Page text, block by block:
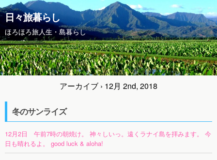
日々旅暮らし
ほろほろ旅人生・島暮らし
アーカイブ › 12月 2nd, 2018
冬のサンライズ
12月2日 午前7時の朝焼け。 神々しいっ。遠くラナイ島を拝みます。 今
日も晴れるよ。 good luck & aloha!